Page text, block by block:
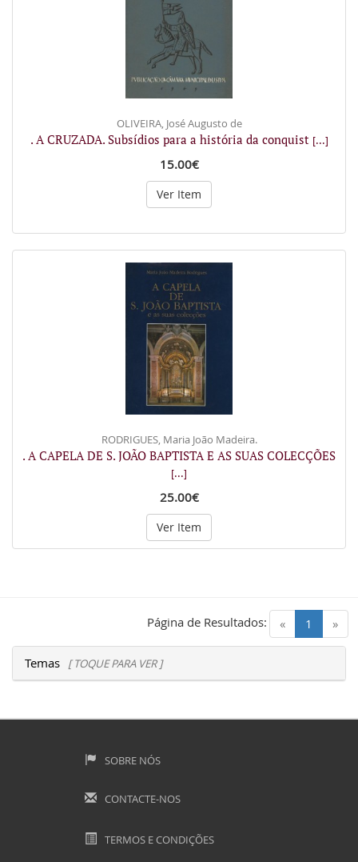
OLIVEIRA, José Augusto de
. A CRUZADA. Subsídios para a história da conquist [...]
15.00€
Ver Item
RODRIGUES, Maria João Madeira.
. A CAPELA DE S. JOÃO BAPTISTA E AS SUAS COLECÇÕES
[...]
25.00€
Ver Item
« 1 (current)
»
Página de Resultados:
Temas [ TOQUE PARA VER ]
SOBRE NÓS
CONTACTE-NOS
TERMOS E CONDIÇÕES